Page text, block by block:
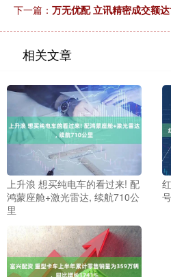
下一篇： 万无优配 立讯精密成交额
相关文章
上升浪 想买纯电车的看过来! 配
鸿蒙座舱+激光雷达, 续航710公
里